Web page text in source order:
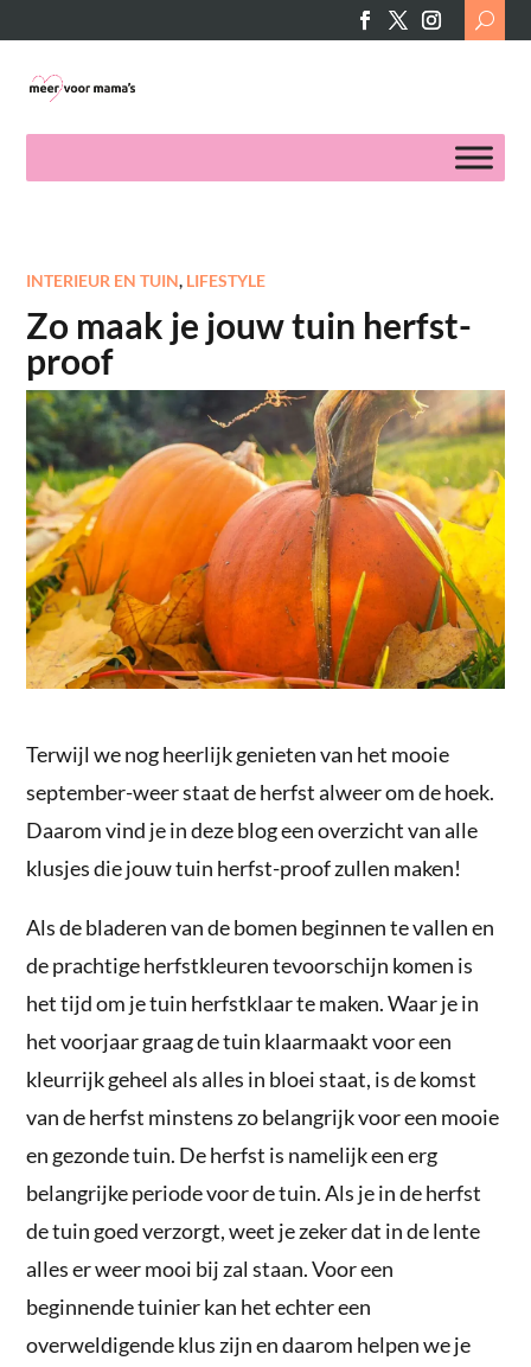
Search
for:
INTERIEUR EN TUIN, LIFESTYLE
Zo maak je jouw tuin herfst-
proof
Terwijl we nog heerlijk genieten van het mooie
september-weer staat de herfst alweer om de hoek.
Daarom vind je in deze blog een overzicht van alle
klusjes die jouw tuin herfst-proof zullen maken!
Als de bladeren van de bomen beginnen te vallen en
de prachtige herfstkleuren tevoorschijn komen is
het tijd om je tuin herfstklaar te maken. Waar je in
het voorjaar graag de tuin klaarmaakt voor een
kleurrijk geheel als alles in bloei staat, is de komst
van de herfst minstens zo belangrijk voor een mooie
en gezonde tuin. De herfst is namelijk een erg
belangrijke periode voor de tuin. Als je in de herfst
de tuin goed verzorgt, weet je zeker dat in de lente
alles er weer mooi bij zal staan. Voor een
beginnende tuinier kan het echter een
overweldigende klus zijn en daarom helpen we je